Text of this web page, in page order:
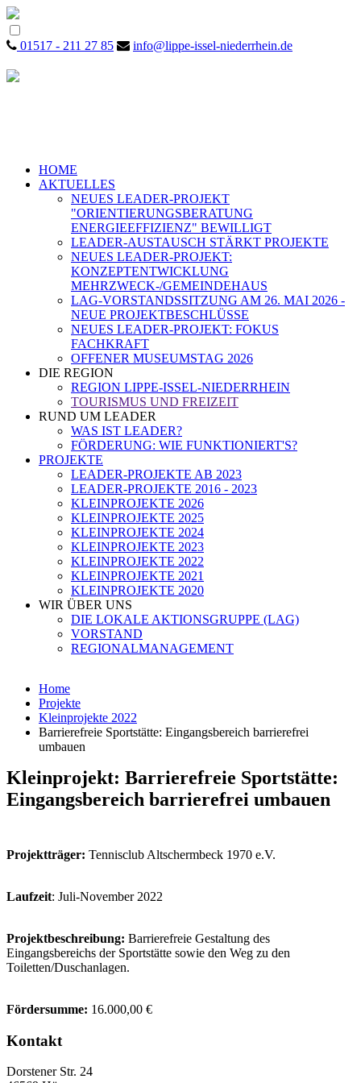
01517 - 211 27 85 info@lippe-issel-niederrhein.de
HOME
AKTUELLES
NEUES LEADER-PROJEKT
"ORIENTIERUNGSBERATUNG
ENERGIEEFFIZIENZ" BEWILLIGT
LEADER-AUSTAUSCH STÄRKT PROJEKTE
NEUES LEADER-PROJEKT:
KONZEPTENTWICKLUNG
MEHRZWECK-/GEMEINDEHAUS
LAG-VORSTANDSSITZUNG AM 26. MAI 2026 -
NEUE PROJEKTBESCHLÜSSE
NEUES LEADER-PROJEKT: FOKUS
FACHKRAFT
OFFENER MUSEUMSTAG 2026
DIE REGION
REGION LIPPE-ISSEL-NIEDERRHEIN
TOURISMUS UND FREIZEIT
RUND UM LEADER
WAS IST LEADER?
FÖRDERUNG: WIE FUNKTIONIERT'S?
PROJEKTE
LEADER-PROJEKTE AB 2023
LEADER-PROJEKTE 2016 - 2023
KLEINPROJEKTE 2026
KLEINPROJEKTE 2025
KLEINPROJEKTE 2024
KLEINPROJEKTE 2023
KLEINPROJEKTE 2022
KLEINPROJEKTE 2021
KLEINPROJEKTE 2020
WIR ÜBER UNS
DIE LOKALE AKTIONSGRUPPE (LAG)
VORSTAND
REGIONALMANAGEMENT
Home
Projekte
Kleinprojekte 2022
Barrierefreie Sportstätte: Eingangsbereich barrierefrei
umbauen
Kleinprojekt: Barrierefreie Sportstätte:
Eingangsbereich barrierefrei umbauen
Projektträger: Tennisclub Altschermbeck 1970 e.V.
Laufzeit: Juli-November 2022
Projektbeschreibung: Barrierefreie Gestaltung des
Eingangsbereichs der Sportstätte sowie den Weg zu den
Toiletten/Duschanlagen.
Fördersumme: 16.000,00 €
Kontakt
Dorstener Str. 24